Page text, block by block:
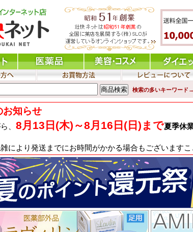
検索の多いキーワード→
お知らせ
、 8月13日(木)～8月16日(日)まで夏季休
により発送までにお時間がかかる場合もございますこ